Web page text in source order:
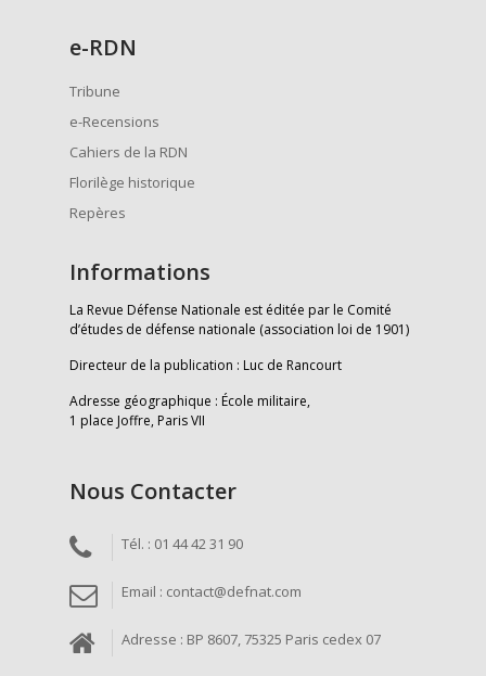
e-RDN
Tribune
e-Recensions
Cahiers de la RDN
Florilège historique
Repères
Informations
La Revue Défense Nationale est éditée par le Comité
d’études de défense nationale (association loi de 1901)
Directeur de la publication : Luc de Rancourt
Adresse géographique : École militaire,
1 place Joffre, Paris VII
Nous Contacter
Tél. : 01 44 42 31 90
Email : contact@defnat.com
Adresse : BP 8607, 75325 Paris cedex 07